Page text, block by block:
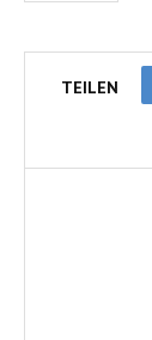
TEILEN